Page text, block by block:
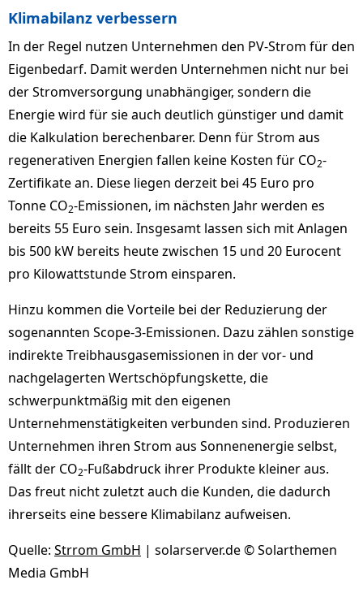
Klimabilanz verbessern
In der Regel nutzen Unternehmen den PV-Strom für den
Eigenbedarf. Damit werden Unternehmen nicht nur bei
der Stromversorgung unabhängiger, sondern die
Energie wird für sie auch deutlich günstiger und damit
die Kalkulation berechenbarer. Denn für Strom aus
regenerativen Energien fallen keine Kosten für CO2-
Zertifikate an. Diese liegen derzeit bei 45 Euro pro
Tonne CO2-Emissionen, im nächsten Jahr werden es
bereits 55 Euro sein. Insgesamt lassen sich mit Anlagen
bis 500 kW bereits heute zwischen 15 und 20 Eurocent
pro Kilowattstunde Strom einsparen.
Hinzu kommen die Vorteile bei der Reduzierung der
sogenannten Scope-3-Emissionen. Dazu zählen sonstige
indirekte Treibhausgasemissionen in der vor- und
nachgelagerten Wertschöpfungskette, die
schwerpunktmäßig mit den eigenen
Unternehmenstätigkeiten verbunden sind. Produzieren
Unternehmen ihren Strom aus Sonnenenergie selbst,
fällt der CO2-Fußabdruck ihrer Produkte kleiner aus.
Das freut nicht zuletzt auch die Kunden, die dadurch
ihrerseits eine bessere Klimabilanz aufweisen.
Quelle: Strrom GmbH | solarserver.de © Solarthemen
Media GmbH